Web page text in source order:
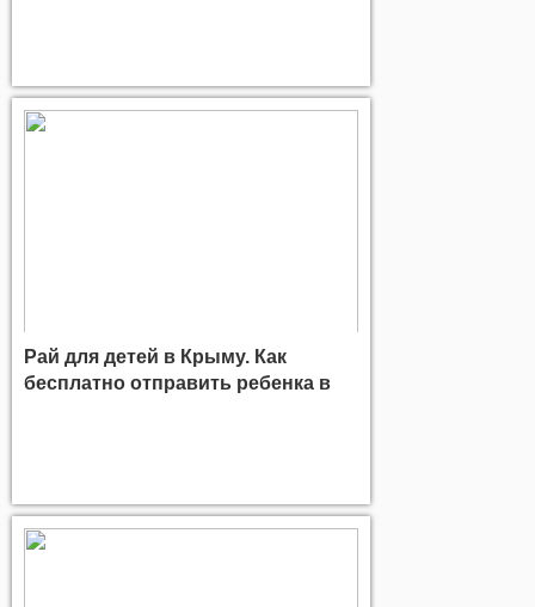
Рай для детей в Крыму. Как
бесплатно отправить ребенка в